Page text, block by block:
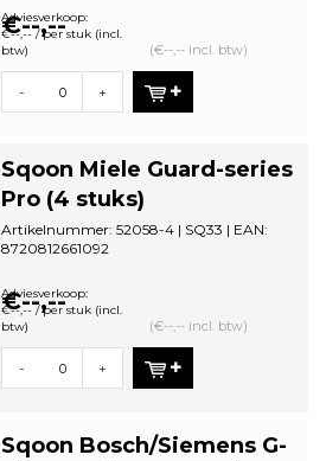
bestelhoeveelhei...
€--,--
Adviesverkoop:
€--,-- / per stuk (incl.
btw)
(€--,-- incl. btw)
- +
Sqoon Miele Guard-series
Pro (4 stuks)
Artikelnummer: 52058-4 | SQ33 | EAN:
8720812661092
bestelhoeveelhei...
€--,--
Adviesverkoop:
€--,-- / per stuk (incl.
btw)
(€--,-- incl. btw)
- +
Sqoon Bosch/Siemens G-